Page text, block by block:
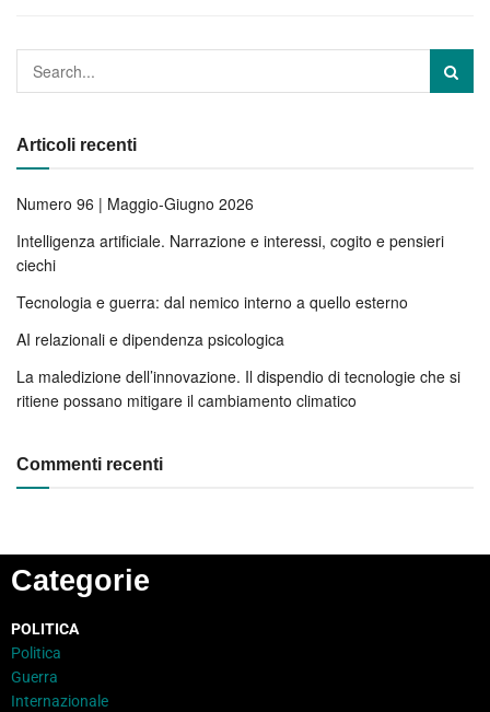
Articoli recenti
Numero 96 | Maggio-Giugno 2026
Intelligenza artificiale. Narrazione e interessi, cogito e pensieri
ciechi
Tecnologia e guerra: dal nemico interno a quello esterno
AI relazionali e dipendenza psicologica
La maledizione dell’innovazione. Il dispendio di tecnologie che si
ritiene possano mitigare il cambiamento climatico
Commenti recenti
Categorie
POLITICA
Politica
Guerra
Internazionale